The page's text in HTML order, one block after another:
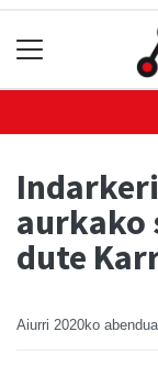
aurkako
dute
Aiurri 2020ko